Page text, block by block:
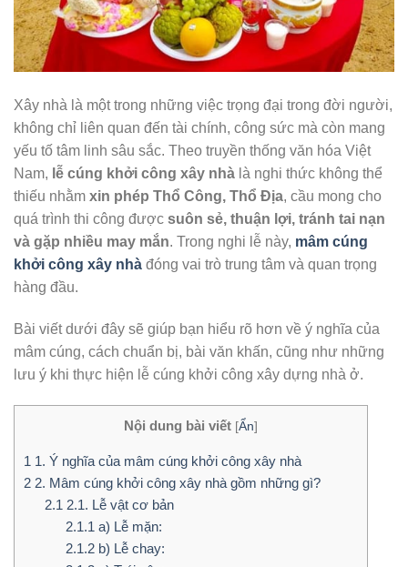
Xây nhà là một trong những việc trọng đại trong đời người,
không chỉ liên quan đến tài chính, công sức mà còn mang
yếu tố tâm linh sâu sắc. Theo truyền thống văn hóa Việt
Nam, lễ cúng khởi công xây nhà là nghi thức không thể
thiếu nhằm xin phép Thổ Công, Thổ Địa, cầu mong cho
quá trình thi công được suôn sẻ, thuận lợi, tránh tai nạn
và gặp nhiều may mắn. Trong nghi lễ này, mâm cúng
khởi công xây nhà đóng vai trò trung tâm và quan trọng
hàng đầu.
Bài viết dưới đây sẽ giúp bạn hiểu rõ hơn về ý nghĩa của
mâm cúng, cách chuẩn bị, bài văn khấn, cũng như những
lưu ý khi thực hiện lễ cúng khởi công xây dựng nhà ở.
Nội dung bài viết [Ẩn]
1 1. Ý nghĩa của mâm cúng khởi công xây nhà
2 2. Mâm cúng khởi công xây nhà gồm những gì?
2.1 2.1. Lễ vật cơ bản
2.1.1 a) Lễ mặn:
2.1.2b) Lễ chay: